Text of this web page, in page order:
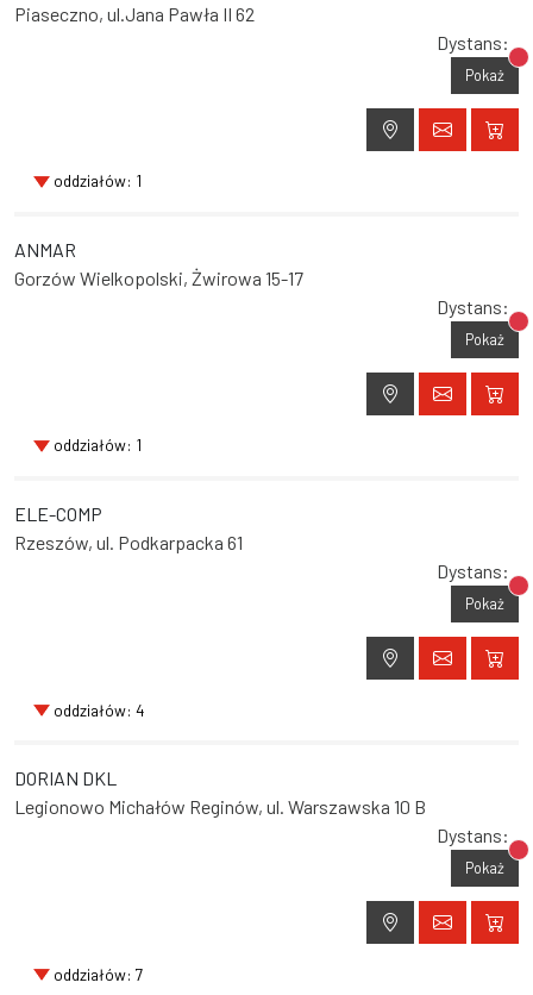
Piaseczno, ul.Jana Pawła II 62
Dystans:
Pokaż
oddziałów: 1
ANMAR
Gorzów Wielkopolski, Żwirowa 15-17
Dystans:
Pokaż
oddziałów: 1
ELE-COMP
Rzeszów, ul. Podkarpacka 61
Dystans:
Pokaż
oddziałów: 4
DORIAN DKL
Legionowo Michałów Reginów, ul. Warszawska 10 B
Dystans:
Pokaż
oddziałów: 7